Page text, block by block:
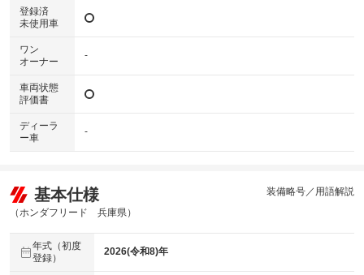
登録済
未使用車
ワン
オーナー
-
車両状態
評価書
ディーラ
ー車
-
基本仕様
（ホンダフリード 兵庫県）
装備略号／用語解説
年式（初度
登録）
2026(令和8)年